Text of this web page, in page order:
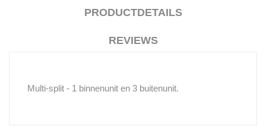
PRODUCTDETAILS
REVIEWS
Multi-split - 1 binnenunit en 3 buitenunit.